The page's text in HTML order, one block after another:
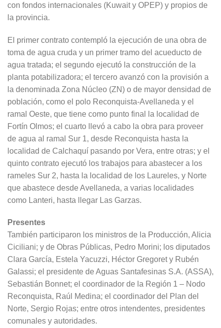
con fondos internacionales (Kuwait y OPEP) y propios de
la provincia.
El primer contrato contempló la ejecución de una obra de
toma de agua cruda y un primer tramo del acueducto de
agua tratada; el segundo ejecutó la construcción de la
planta potabilizadora; el tercero avanzó con la provisión a
la denominada Zona Núcleo (ZN) o de mayor densidad de
población, como el polo Reconquista-Avellaneda y el
ramal Oeste, que tiene como punto final la localidad de
Fortín Olmos; el cuarto llevó a cabo la obra para proveer
de agua al ramal Sur 1, desde Reconquista hasta la
localidad de Calchaquí pasando por Vera, entre otras; y el
quinto contrato ejecutó los trabajos para abastecer a los
rameles Sur 2, hasta la localidad de los Laureles, y Norte
que abastece desde Avellaneda, a varias localidades
como Lanteri, hasta llegar Las Garzas.
Presentes
También participaron los ministros de la Producción, Alicia
Ciciliani; y de Obras Públicas, Pedro Morini; los diputados
Clara García, Estela Yacuzzi, Héctor Gregoret y Rubén
Galassi; el presidente de Aguas Santafesinas S.A. (ASSA),
Sebastián Bonnet; el coordinador de la Región 1 – Nodo
Reconquista, Raúl Medina; el coordinador del Plan del
Norte, Sergio Rojas; entre otros intendentes, presidentes
comunales y autoridades.